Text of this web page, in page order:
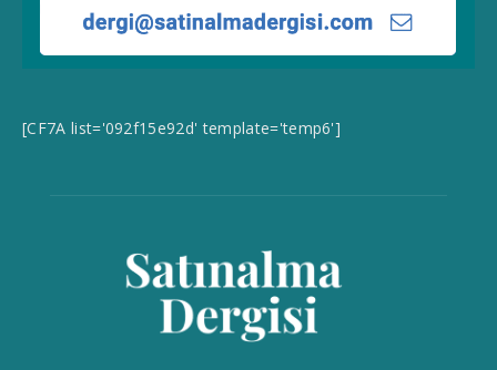
[CF7A list='092f15e92d' template='temp6']